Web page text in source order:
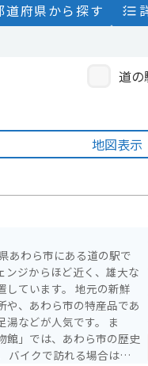
道府県から探す
道の
地図表示
あわら市にある道の駅で
ンジからほど近く、雄大な
。 地元の新鮮
や、あわら市の特産品であ
などが人気です。 ま
館」では、あわら市の歴史